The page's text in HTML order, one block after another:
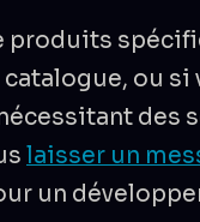
produits
ou si
des
laisser un
un